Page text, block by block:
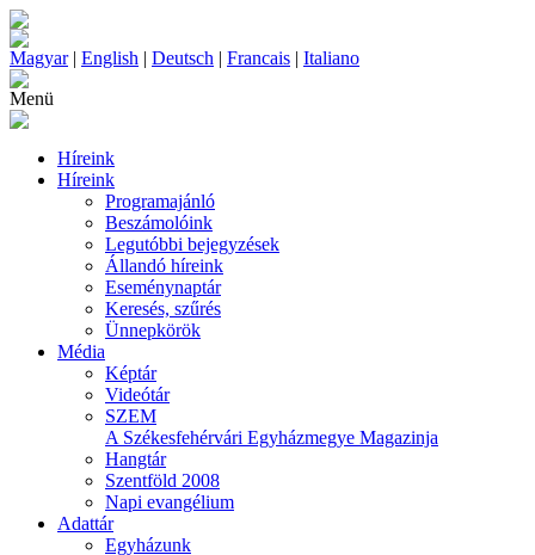
Magyar| English | Deutsch | Francais | Italiano
Menü
Híreink
Híreink
Programajánló
Beszámolóink
Legutóbbi bejegyzések
Állandó híreink
Eseménynaptár
Keresés, szűrés
Ünnepkörök
Média
Képtár
Videótár
SZEM
A Székesfehérvári Egyházmegye Magazinja
Hangtár
Szentföld 2008
Napi evangélium
Adattár
Egyházunk